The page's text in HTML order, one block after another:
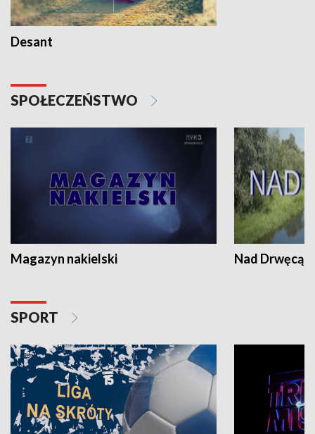
Desant
SPOŁECZEŃSTWO
Magazyn nakielski Nad Drwęcą
SPORT